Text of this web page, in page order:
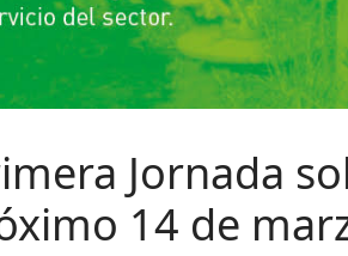
Jornada
14 de